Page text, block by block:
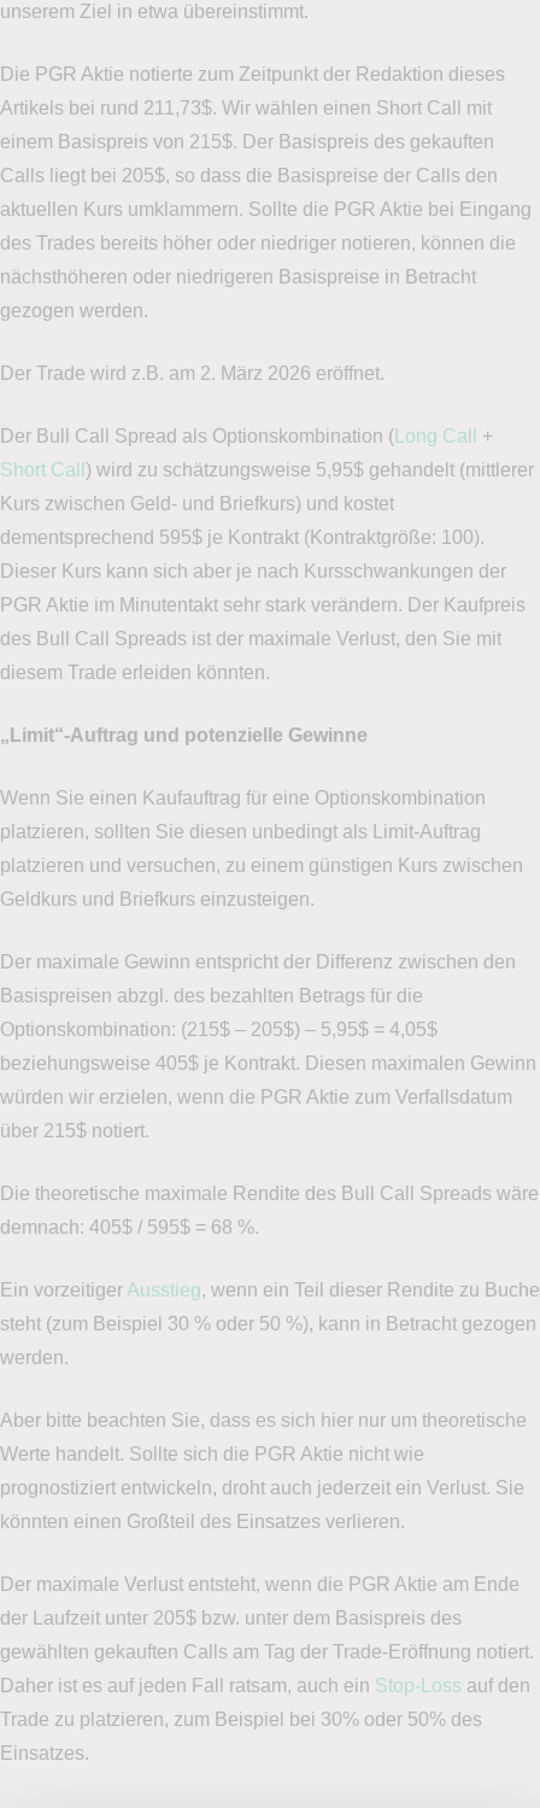
unserem Ziel in etwa übereinstimmt.
Die PGR Aktie notierte zum Zeitpunkt der Redaktion dieses
Artikels bei rund 211,73$. Wir wählen einen Short Call mit
einem Basispreis von 215$. Der Basispreis des gekauften
Calls liegt bei 205$, so dass die Basispreise der Calls den
aktuellen Kurs umklammern. Sollte die PGR Aktie bei Eingang
des Trades bereits höher oder niedriger notieren, können die
nächsthöheren oder niedrigeren Basispreise in Betracht
gezogen werden.
Der Trade wird z.B. am 2. März 2026 eröffnet.
Der Bull Call Spread als Optionskombination ( Long Call
+
Short Call ) wird zu schätzungsweise 5,95$ gehandelt (mittlerer
Kurs zwischen Geld- und Briefkurs) und kostet
dementsprechend 595$ je Kontrakt (Kontraktgröße: 100).
Dieser Kurs kann sich aber je nach Kursschwankungen der
PGR Aktie im Minutentakt sehr stark verändern. Der Kaufpreis
des Bull Call Spreads ist der maximale Verlust, den Sie mit
diesem Trade erleiden könnten.
„Limit“-Auftrag und potenzielle Gewinne
Wenn Sie einen Kaufauftrag für eine Optionskombination
platzieren, sollten Sie diesen unbedingt als Limit-Auftrag
platzieren und versuchen, zu einem günstigen Kurs zwischen
Geldkurs und Briefkurs einzusteigen.
Der maximale Gewinn entspricht der Differenz zwischen den
Basispreisen abzgl. des bezahlten Betrags für die
Optionskombination: (215$ – 205$) – 5,95$ = 4,05$
beziehungsweise 405$ je Kontrakt. Diesen maximalen Gewinn
würden wir erzielen, wenn die PGR Aktie zum Verfallsdatum
über 215$ notiert.
Die theoretische maximale Rendite des Bull Call Spreads wäre
demnach: 405$ / 595$ = 68 %.
Ein vorzeitigerAusstieg, wenn ein Teil dieser Rendite zu Buche
steht (zum Beispiel 30 % oder 50 %), kann in Betracht gezogen
werden.
Aber bitte beachten Sie, dass es sich hier nur um theoretische
Werte handelt. Sollte sich die PGR Aktie nicht wie
prognostiziert entwickeln, droht auch jederzeit ein Verlust. Sie
könnten einen Großteil des Einsatzes verlieren.
Der maximale Verlust entsteht, wenn die PGR Aktie am Ende
der Laufzeit unter 205$ bzw. unter dem Basispreis des
gewählten gekauften Calls am Tag der Trade-Eröffnung notiert.
Daher ist es auf jeden Fall ratsam, auch ein Stop-Loss auf den
Trade zu platzieren, zum Beispiel bei 30% oder 50% des
Einsatzes.